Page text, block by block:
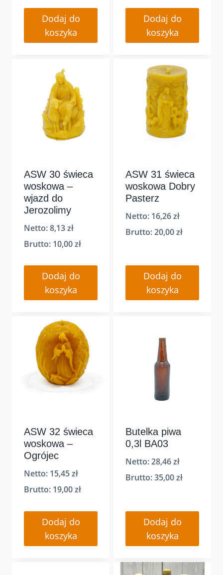
Dodaj do
koszyka
Dodaj do
koszyka
ASW 30 świeca
woskowa –
wjazd do
Jerozolimy
Netto:8,13zł
Brutto: 10,00zł
Dodaj do
koszyka
ASW 31 świeca
woskowa Dobry
Pasterz
Netto: 16,26zł
Brutto:20,00zł
Dodaj do
koszyka
ASW 32 świeca
woskowa –
Ogrójec
Netto: 15,45zł
Brutto: 19,00zł
Dodaj do
koszyka
Butelka piwa
0,3l BA03
Netto:28,46zł
Brutto:35,00zł
Dodaj do
koszyka